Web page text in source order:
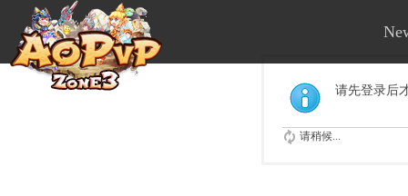
请先登录后
请稍候...